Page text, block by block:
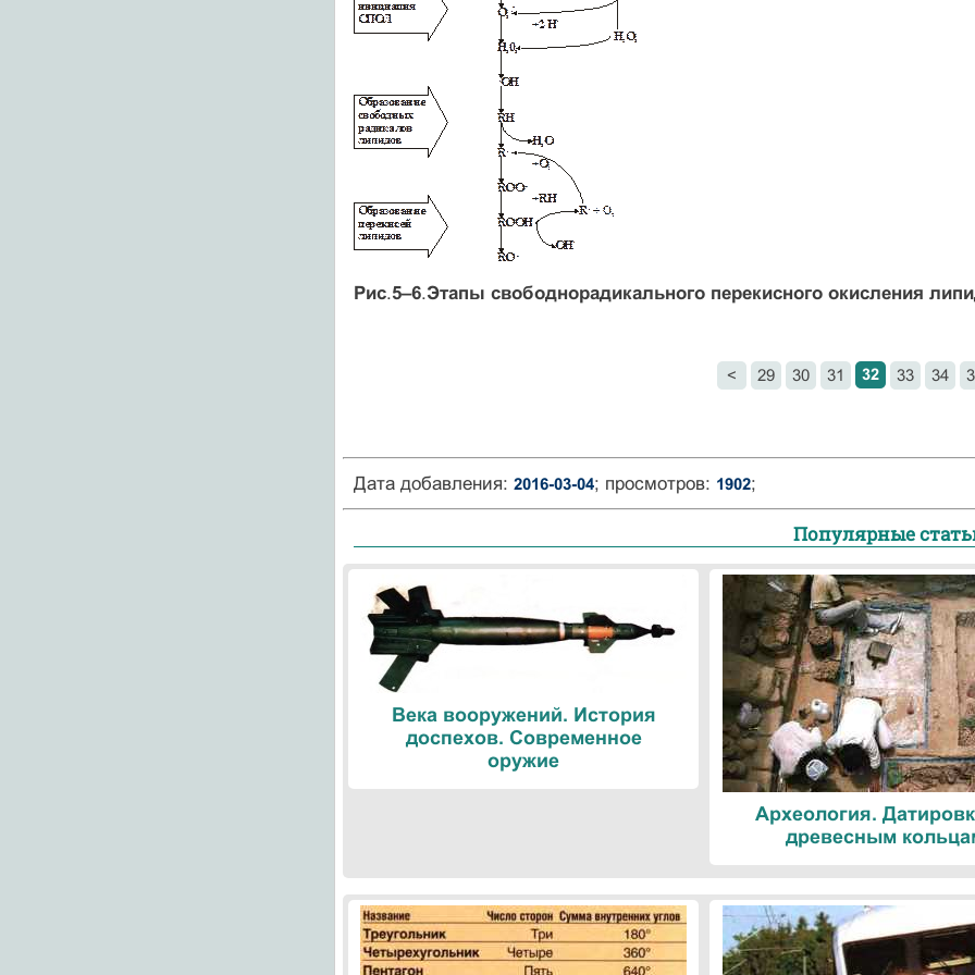
Рис.5–6.Этапы свободнорадикального перекисного окисления
< 29 30 31 32 33 34
Дата добавления: 2016-03-04; просмотров: 1902;
Популярные
Века вооружений. История
доспехов. Современное
оружие
Археология.
древесным